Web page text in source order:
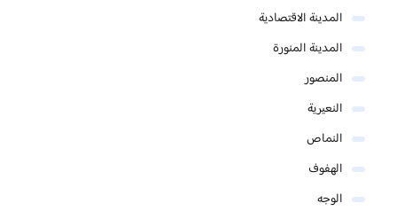
المدينة الاقتصادية
المدينة المنورة
المنصور
النعيرية
النماص
الهفوف
الوجه